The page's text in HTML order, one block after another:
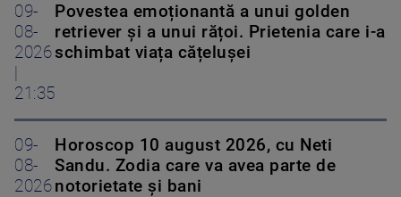
09-
08-
2026
21:35
Povestea emoționantă a unui golden
retriever și a unui rățoi. Prietenia care i-a
schimbat viața cățelușei
09-
08-
2026
Horoscop 10 august 2026, cu Neti
Sandu. Zodia care va avea parte de
notorietate și bani